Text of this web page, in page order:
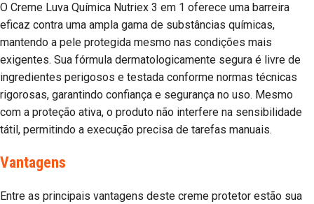
O Creme Luva Química Nutriex 3 em 1 oferece uma barreira
eficaz contra uma ampla gama de substâncias químicas,
mantendo a pele protegida mesmo nas condições mais
exigentes. Sua fórmula dermatologicamente segura é livre de
ingredientes perigosos e testada conforme normas técnicas
rigorosas, garantindo confiança e segurança no uso. Mesmo
com a proteção ativa, o produto não interfere na sensibilidade
tátil, permitindo a execução precisa de tarefas manuais.
Vantagens
Entre as principais vantagens deste creme protetor estão sua